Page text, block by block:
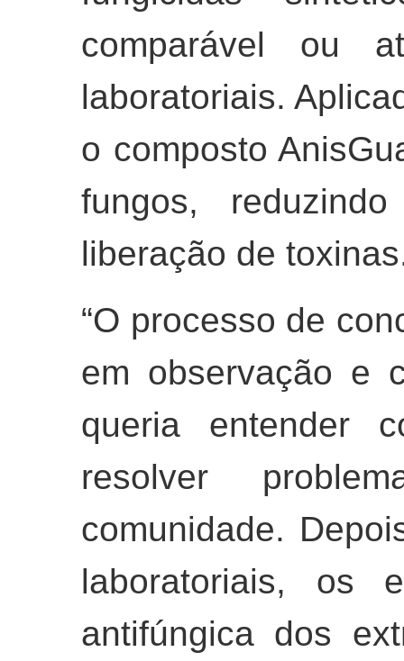
comparável ou
laboratoriais.
o composto
fungos,
liberação de
“O processo de
em observação e
queria entender
resolver
comunidade.
laboratoriais, os
antifúngica dos